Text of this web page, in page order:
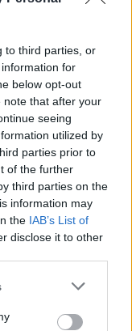
to third parties, or
for
below opt-out
note that after your
seeing
utilized by
parties prior to
of the further
third parties on the
information may
the IAB’s List of
disclose it to other